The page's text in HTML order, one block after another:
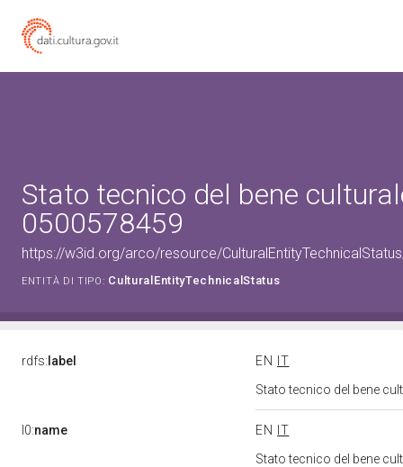
Stato tecnico del bene
0500578459
https://w3id.org/arco/resource/
ENTITÀ DI TIPO: CulturalEntityTechnicalStatus
rdfs: label EN
IT
Stato tecnico del bene
l0:name EN
IT
Stato tecnico del bene